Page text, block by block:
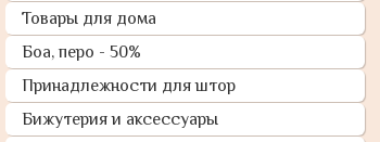
Товары для дома
Боа, перо - 50%
Принадлежности для штор
Бижутерия и аксессуары